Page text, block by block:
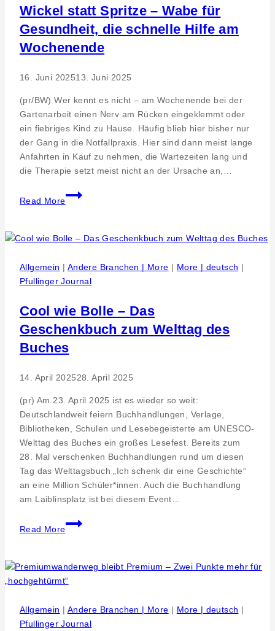
bei
Bettwaren-
Shop.de
Wickel statt Spritze – Wabe für
Gesundheit, die schnelle Hilfe am
Wochenende
16. Juni 202513. Juni 2025
(pr/BW) Wer kennt es nicht – am Wochenende bei der
Gartenarbeit einen Nerv am Rücken eingeklemmt oder
ein fiebriges Kind zu Hause. Häufig blieb hier bisher nur
der Gang in die Notfallpraxis. Hier sind dann meist lange
Anfahrten in Kauf zu nehmen, die Wartezeiten lang und
die Therapie setzt meist nicht an der Ursache an,…
Read More
Wickel
statt
–
für
Gesundheit,
schnelle
Hilfe
am
Wochenende
Allgemein | Andere Branchen | More | More | deutsch |
Pfullinger Journal
Cool wie Bolle – Das
Geschenkbuch zum Welttag des
Buches
14. April 202528. April 2025
(pr) Am 23. April 2025 ist es wieder so weit:
Deutschlandweit feiern Buchhandlungen, Verlage,
Bibliotheken, Schulen und Lesebegeisterte am UNESCO-
Welttag des Buches ein großes Lesefest. Bereits zum
28. Mal verschenken Buchhandlungen rund um diesen
Tag das Welttagsbuch „Ich schenk dir eine Geschichte“
an eine Million Schüler*innen. Auch die Buchhandlung
am Laiblinsplatz ist bei diesem Event…
Read More
Cool
wie
–
Das
zum
Welttag
Allgemein | Andere Branchen | More | More | deutsch |
Pfullinger Journal